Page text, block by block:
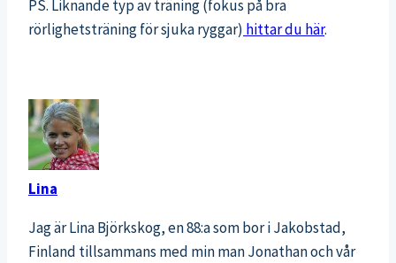
PS. Liknande typ av träning (fokus på bra
rörlighetsträning för sjuka ryggar) hittar du här.
Lina
Jag är Lina Björkskog, en 88:a som bor i Jakobstad,
Finland tillsammans med min man Jonathan och vår